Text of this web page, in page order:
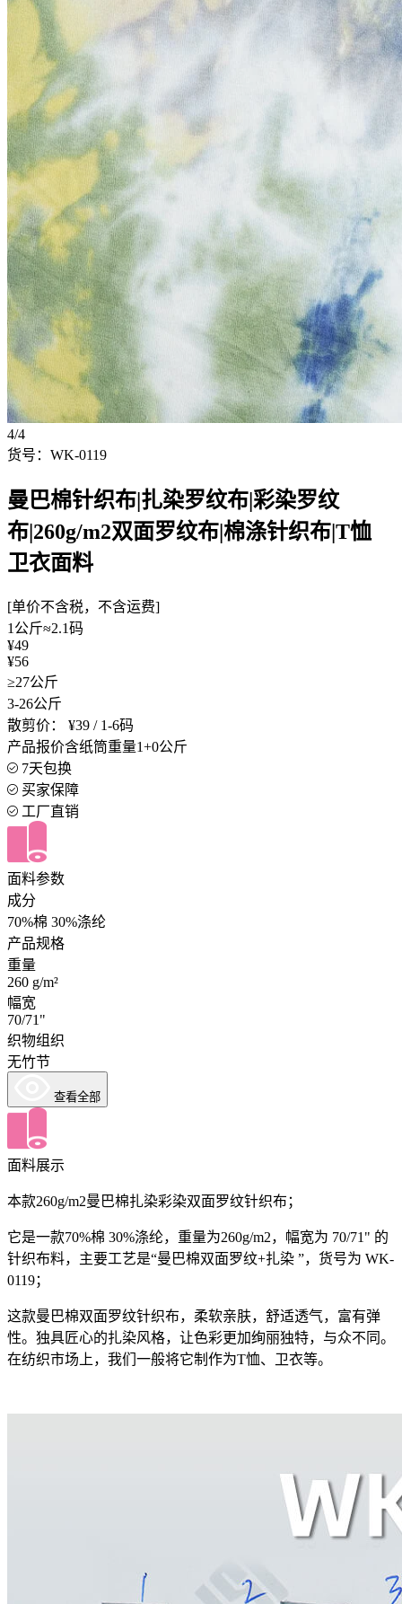
4/4
货号：WK-0119
曼巴棉针织布|扎染罗纹布|彩染罗纹
布|260g/m2双面罗纹布|棉涤针织布|T恤
卫衣面料
[单价不含税，不含运费]
1公斤≈2.1码
¥49
¥56
≥27公斤
3-26公斤
散剪价： ¥39 / 1-6码
产品报价含纸筒重量1+0公斤
7天包换
买家保障
工厂直销
面料参数
成分
70%棉 30%涤纶
产品规格
重量
260 g/m²
幅宽
70/71"
织物组织
无竹节
查看全部
面料展示
本款260g/m2曼巴棉扎染彩染双面罗纹针织布；
它是一款70%棉 30%涤纶，重量为260g/m2，幅宽为 70/71" 的
针织布料，主要工艺是“曼巴棉双面罗纹+扎染 ”，货号为 WK-
0119；
这款曼巴棉双面罗纹针织布，柔软亲肤，舒适透气，富有弹
性。独具匠心的扎染风格，让色彩更加绚丽独特，与众不同。
在纺织市场上，我们一般将它制作为T恤、卫衣等。